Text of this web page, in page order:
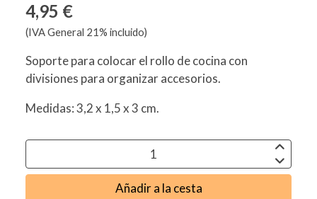
4,95 €
(IVA General 21% incluido)
Soporte para colocar el rollo de cocina con
divisiones para organizar accesorios.
Medidas: 3,2 x 1,5 x 3 cm.
Añadir a la cesta